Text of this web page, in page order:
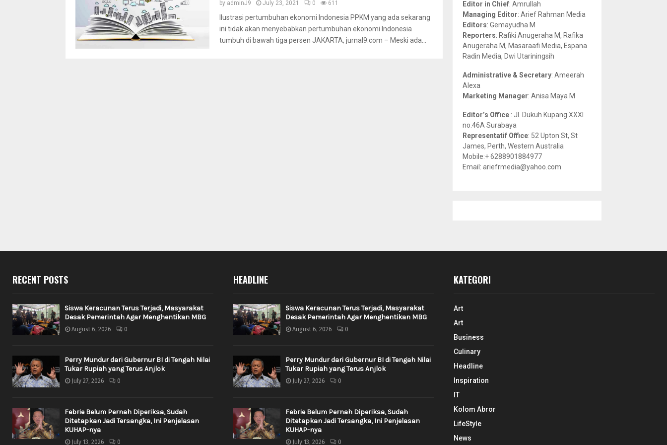
by adminJ9 July 23, 2021 0 611
Ilustrasi pertumbuhan ekonomi Indonesia PPKM yang ada sekarang
ini tidak akan menyebabkan pertumbuhan ekonomi Indonesia
tumbuh di bawah tiga persen JAKARTA, jurnal9.com – Meski ada...
r
:
R
H
Editor in Chief: Amrullah
Managing Editor: Arief Rahman Media
Editors: Gemayudha M
Reporters: Rafiki Anugeraha M, Rafika
Anugeraha M, Masaraafi Media, Espana
Radin Media, Dwi Utariningsih
Administrative & Secretary: Ameerah
Alexa
Marketing Manager: Anisa Maya M
Editor’s Office : Jl. Dukuh Kupang XXXI
no.46A Surabaya
Representatif Office: 52 Upton St, St
James, Perth, Western Australia
Mobile:+ 6288901884977
Email: ariefrmedia@yahoo.com
RECENT POSTS
Siswa Keracunan Terus Terjadi, Masyarakat
Desak Pemerintah Agar Menghentikan MBG
August 6, 2026 0
Perry Mundur dari Gubernur BI di Tengah Nilai
Tukar Rupiah yang Terus Anjlok
July 27, 2026 0
Febrie Belum Pernah Diperiksa, Sudah
Ditetapkan Jadi Tersangka, Ini Penjelasan
KUHAP-nya
July 13, 2026 0
HEADLINE
Siswa Keracunan Terus Terjadi, Masyarakat
Desak Pemerintah Agar Menghentikan MBG
August 6, 2026 0
Perry Mundur dari Gubernur BI di Tengah Nilai
Tukar Rupiah yang Terus Anjlok
July 27, 2026 0
Febrie Belum Pernah Diperiksa, Sudah
Ditetapkan Jadi Tersangka, Ini Penjelasan
KUHAP-nya
July 13, 2026 0
KATEGORI
Art
Art
Business
Culinary
Headline
Inspiration
IT
Kolom Abror
LifeStyle
News